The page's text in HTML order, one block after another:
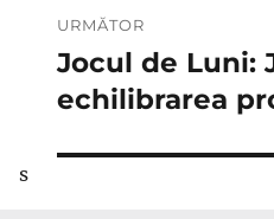
URMĂTOR
Articolul
următor:
Jocul de Luni:
echilibrarea
s